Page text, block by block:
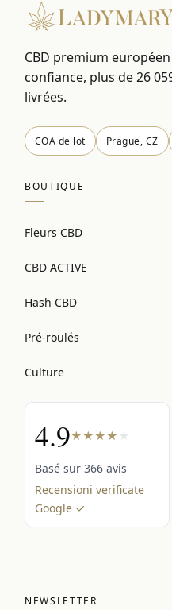
CBD premium
confiance, plus de 26
livrées.
COA de lot Prague, CZ
BOUTIQUE
Fleurs CBD
CBD ACTIVE
Hash CBD
Pré-roulés
Culture
4.9★★★★ ★
Basé sur 366 avis
Recensioni verificate
Google ✓
NEWSLETTER